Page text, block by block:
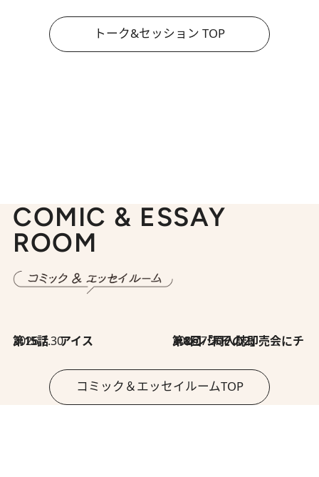
トーク&セッション TOP
COMIC & ESSAY
ROOM
2026.7.30
第15話 アイス 2026.7.30
第8回「同人誌即売会にチャレンジ その2」
コミック＆エッセイルームTOP